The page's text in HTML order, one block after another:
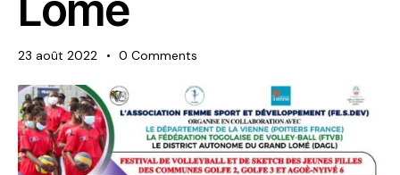
23 août 2022 0 Comments